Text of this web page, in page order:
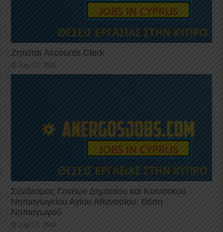
Ζητείται Accounts Clerk
July 17, 2026
Σύνδεσμος Γονέων Δημοσίου και Κοινοτικού
Νηπιαγωγείου Αγίου Αθανασίου: Θέση
Νηπιαγωγού
July 17, 2026